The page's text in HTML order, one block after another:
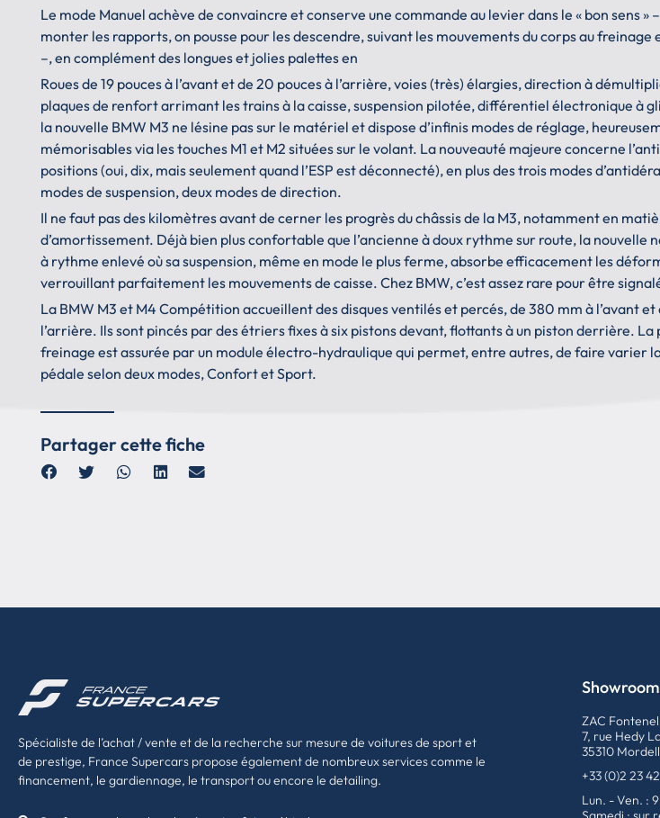
Le mode Manuel achève de convaincre et conserve une commande au levier dans le « bon sens »
monter les rapports, on pousse pour les descendre, suivant les mouvements du corps au freinage
–, en complément des longues et jolies palettes en
Roues de 19 pouces à l’avant et de 20 pouces à l’arrière, voies (très) élargies, direction à
plaques de renfort arrimant les trains à la caisse, suspension pilotée, différentiel électronique à
la nouvelle BMW M3 ne lésine pas sur le matériel et dispose d’infinis modes de réglage,
mémorisables via les touches M1 et M2 situées sur le volant. La nouveauté majeure concerne
positions (oui, dix, mais seulement quand l’ESP est déconnecté), en plus des trois modes
modes de suspension, deux modes de direction.
Il ne faut pas des kilomètres avant de cerner les progrès du châssis de la M3, notamment en
d’amortissement. Déjà bien plus confortable que l’ancienne à doux rythme sur route, la nouvelle
à rythme enlevé où sa suspension, même en mode le plus ferme, absorbe efficacement les
verrouillant parfaitement les mouvements de caisse. Chez BMW, c’est assez rare pour être
La BMW M3 et M4 Compétition accueillent des disques ventilés et percés, de 380 mm à l’avant et
l’arrière. Ils sont pincés par des étriers fixes à six pistons devant, flottants à un piston derrière. La
freinage est assurée par un module électro-hydraulique qui permet, entre autres, de faire varier
pédale selon deux modes, Confort et Sport.
Partager cette fiche
Spécialiste de l’achat / vente et de la recherche sur mesure de voitures de sport et
de prestige, France Supercars propose également de nombreux services comme le
financement, le gardiennage, le transport ou encore le detailing.
ZAC
7, rue Hedy
35310
+33 (0)2 23
Lun. - Ven. :